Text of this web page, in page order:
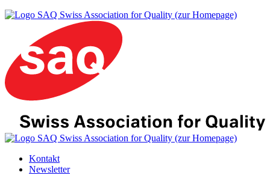
SAQ Swiss Association for Quality (zur Homepage)
SAQ Swiss Association for Quality (zur Homepage)
Kontakt
Newsletter